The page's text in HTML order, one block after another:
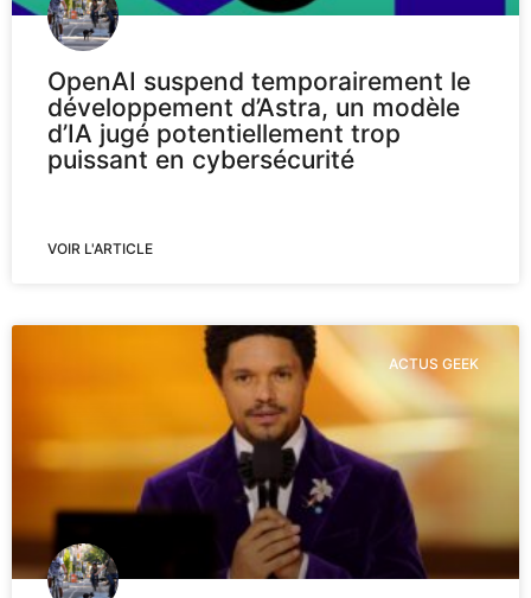
OpenAI suspend temporairement le
développement d’Astra, un modèle
d’IA jugé potentiellement trop
puissant en cybersécurité
VOIR L'ARTICLE
ACTUS GEEK